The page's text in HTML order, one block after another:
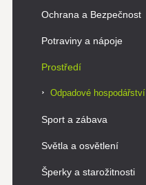
Ochrana a Bezpečnost
Potraviny a nápoje
Prostředí
Odpadové hospodářství
Sport a zábava
Světla a osvětlení
Šperky a starožitnosti